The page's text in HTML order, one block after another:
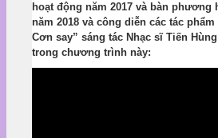
hoạt động năm 2017 và bàn phương
năm 2018 và công diễn các tác
Cơn say” sáng tác Nhạc sĩ Tiến
trong chương trình này: